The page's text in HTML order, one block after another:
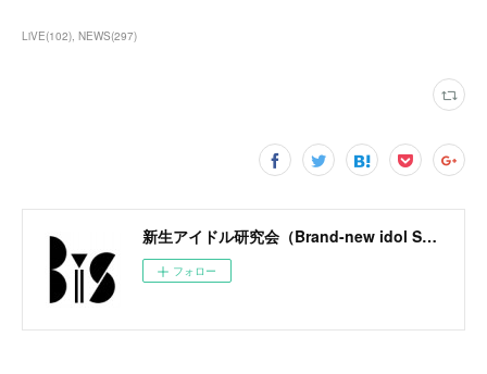
LiVE(102) NEWS(297)
新生アイドル研究会（Brand-new idol Society）公式サイト / BiS OFFICIAL SITE
フォロー